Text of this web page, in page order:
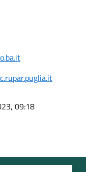
09:18